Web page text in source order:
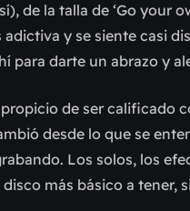
de la talla de ‘Go your
y se siente casi
para darte un abrazo y
de ser calificado
desde lo que se
Los solos, los
más básico a tener,